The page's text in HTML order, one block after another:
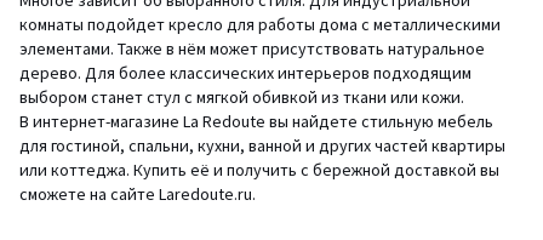
комнаты подойдет кресло для работы дома с металлическими
элементами. Также в нём может присутствовать натуральное
дерево. Для более классических интерьеров подходящим
выбором станет стул с мягкой обивкой из ткани или кожи.
В интернет-магазине La Redoute вы найдете стильную мебель
для гостиной, спальни, кухни, ванной и других частей квартиры
или коттеджа. Купить её и получить с бережной доставкой вы
сможете на сайте Laredoute.ru.